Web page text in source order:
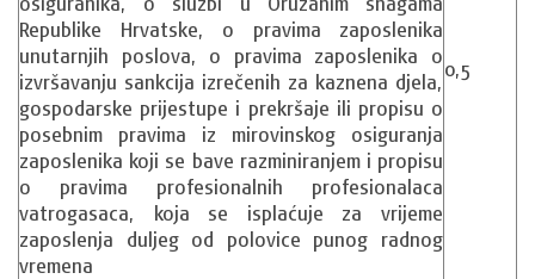
Republike Hrvatske, o pravima zaposlenika
unutarnjih poslova, o pravima zaposlenika o
izvršavanju sankcija izrečenih za kaznena djela,
gospodarske prijestupe i prekršaje ili propisu o
posebnim pravima iz mirovinskog osiguranja
zaposlenika koji se bave razminiranjem i propisu
o pravima profesionalnih profesionalaca
vatrogasaca, koja se isplaćuje za vrijeme
zaposlenja duljeg od polovice punog radnog
vremena
0,5